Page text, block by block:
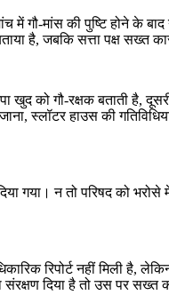
में गौ-मांस की पुष्टि होने के
है, जबकि सत्ता पक्ष सख्त
खुद को गौ-रक्षक बताती है,
स्लॉटर हाउस की
गया। न तो परिषद को
रिपोर्ट नहीं मिली है, लेकिन
दिया है तो उस पर सख्त